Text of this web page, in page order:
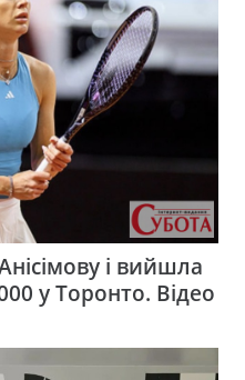
і вийшла
у Торонто. Відео